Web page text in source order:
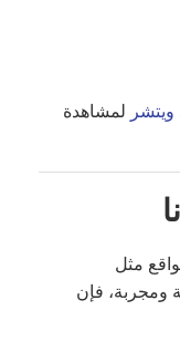
لمشاهدة
مثل
ومجربة، فإن